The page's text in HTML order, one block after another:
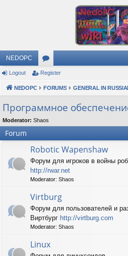
NEDOPC
or
u
s
Logout Register
NEDOPC FORUMS GENERAL IN
Программное
Moderator: Shaos
Forum
Robotic Wapenshaw
Форум для игроков в войны
http://rwar.net
Moderator: Shaos
Virtburg
Форум для пользователей и
Виртбург http://virtburg.com
Moderator: Shaos
Linux